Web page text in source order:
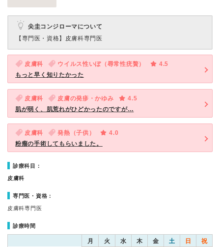
尖圭コンジローマについて
【専門医・資格】 皮膚科専門医
皮膚科 ウイルス性いぼ（尋常性疣贅）
4.5
もっと早く知りたかった
皮膚科 皮膚の発疹・かゆみ
4.5
肌が弱く、肌荒れがひどかったのですが…
皮膚科 発熱（子供）
4.0
粉瘤の手術してもらいました。
診療科目：
皮膚科
専門医・資格：
皮膚科専門医
診療時間
月 火 水 木 金 土 日 祝